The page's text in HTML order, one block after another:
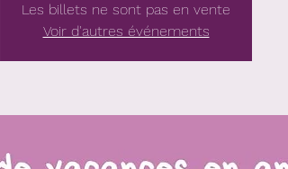
Les billets ne sont pas en vente
Voir d'autres événements